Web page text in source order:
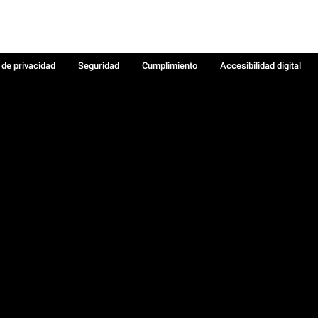
privacidad Seguridad Cumplimiento
Accesibilidad digital